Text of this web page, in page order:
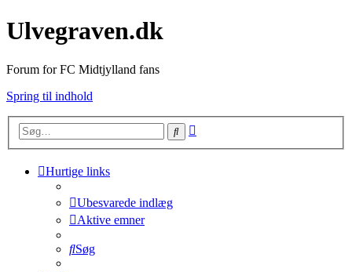
Ulvegraven.dk
Forum for FC Midtjylland fans
Spring til indhold
Søg
Hurtige links
Ubesvarede indlæg
Aktive emner
Søg